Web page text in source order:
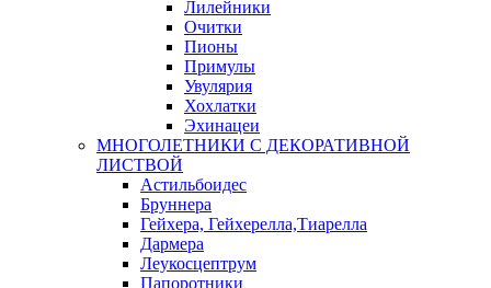
Лилейники
Очитки
Пионы
Примулы
Увулярия
Хохлатки
Эхинацеи
МНОГОЛЕТНИКИ С ДЕКОРАТИВНОЙ
ЛИСТВОЙ
Астильбоидес
Бруннера
Гейхера, Гейхерелла,Тиарелла
Дармера
Леукосцептрум
Папоротники